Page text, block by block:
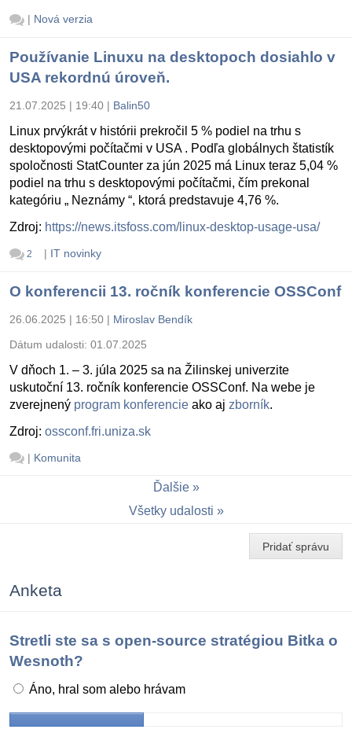
| Nová verzia
Používanie Linuxu na desktopoch dosiahlo v
USA rekordnú úroveň.
21.07.2025 | 19:40 | Balin50
Linux prvýkrát v histórii prekročil 5 % podiel na trhu s
desktopovými počítačmi v USA . Podľa globálnych štatistík
spoločnosti StatCounter za jún 2025 má Linux teraz 5,04 %
podiel na trhu s desktopovými počítačmi, čím prekonal
kategóriu „ Neznámy “, ktorá predstavuje 4,76 %.
Zdroj: https://news.itsfoss.com/linux-desktop-usage-usa/
2 | IT novinky
O konferencii 13. ročník konferencie OSSConf
26.06.2025 | 16:50 | Miroslav Bendík
Dátum udalosti: 01.07.2025
V dňoch 1. – 3. júla 2025 sa na Žilinskej univerzite
uskutoční 13. ročník konferencie OSSConf. Na webe je
zverejnený program konferencie ako aj zborník.
Zdroj: ossconf.fri.uniza.sk
| Komunita
Ďalšie
Všetky udalosti
Pridať správu
Anketa
Stretli ste sa s open-source stratégiou Bitka o
Wesnoth?
Áno, hral som alebo hrávam